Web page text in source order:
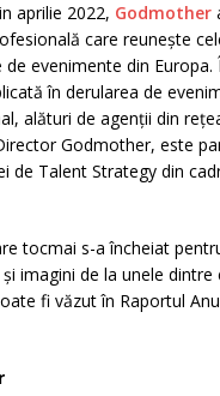
aprilie 2022, Godmother
care reunește
evenimente din Europa.
în derularea de
alături de agenții din
Godmother, este
de Talent Strategy din
tocmai s-a încheiat
imagini de la unele dintre
fi văzut în Raportul